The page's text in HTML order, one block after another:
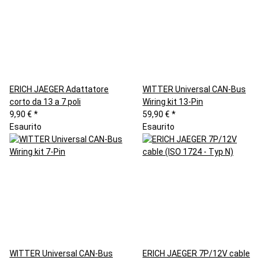
ERICH JAEGER Adattatore
corto da 13 a 7 poli
9,90 € *
WITTER Universal CAN-Bus
Wiring kit 13-Pin
59,90 € *
Esaurito
WITTER Universal CAN-Bus
Esaurito
ERICH JAEGER 7P/12V cable